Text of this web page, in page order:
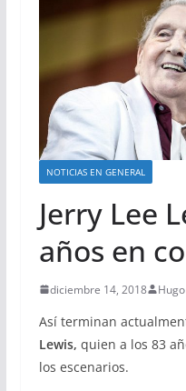
NOTICIAS EN GENERAL
Jerry Lee
años en
diciembre 14, 2018
Así terminan
Lewis, quien a los 83
los escenarios.